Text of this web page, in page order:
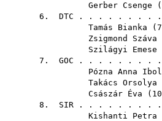
Gerber Csenge (
6. DTC . . . . . . . . .
Tamás Bianka ( 7
Zsigmond Száva
Szilágyi Emese
7. GOC . . . . . . . . .
Pózna Anna
Takács Orsolya
Császár Éva ( 10
8. SIR . . . . . . . . .
Kishanti Petra